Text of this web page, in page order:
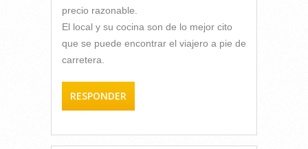
precio razonable.
El local y su cocina son de lo mejor cito
que se puede encontrar el viajero a pie de
carretera.
RESPONDER